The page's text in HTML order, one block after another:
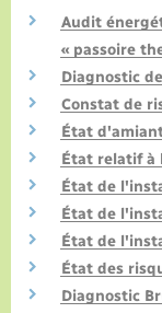
Sécurité -
Audit
« passoire
Diagnostic
Constat de
État
État relatif à
État de
État de
État de
État des
Diagnostic